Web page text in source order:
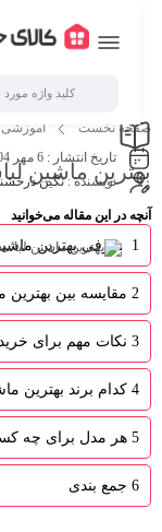
صفحه نخست آموزشی
بهترین ماشین
تاریخ انتشار : 6 مهر 1404
نویسنده :نگین
آنچه در این مقاله می‌خوانید
معرفی بهترین ماشین
مقایسه بین بهترین
نکات مهم برای خرید
کدام برند بهترین
هر مدل برای چه
جمع بندی